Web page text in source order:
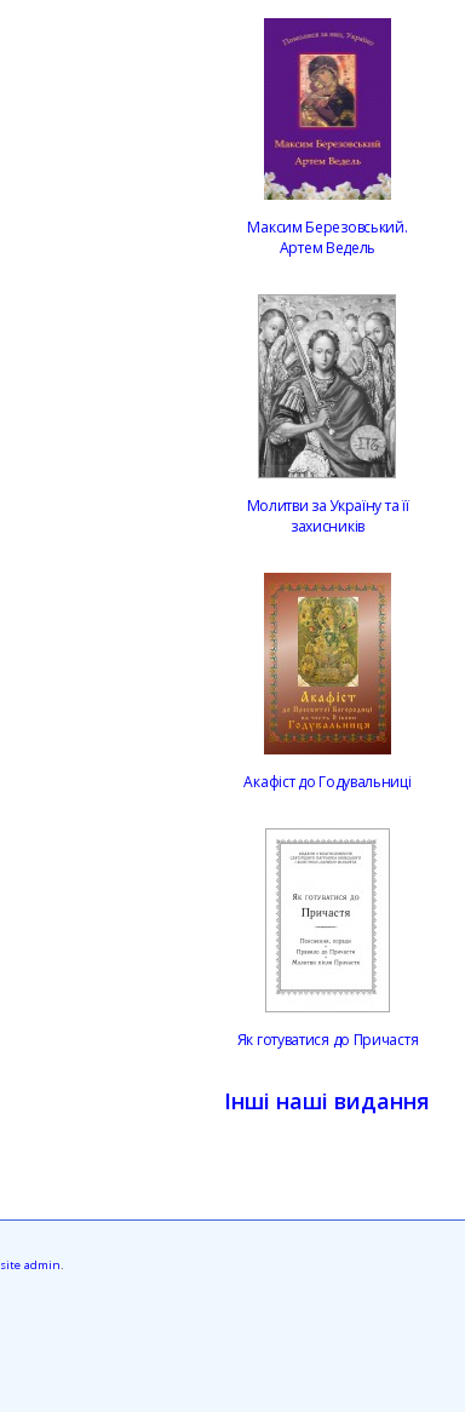
Максим Березовський.
Артем Ведель
Молитви за Україну та її
захисників
Акафіст до Годувальниці
Як готуватися до Причастя
Інші наші видання
site admin.